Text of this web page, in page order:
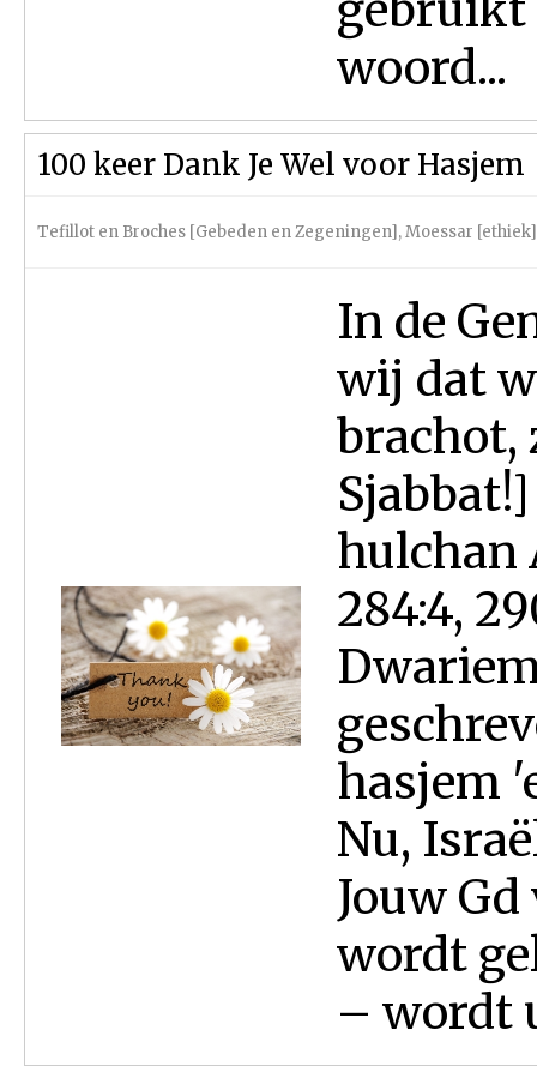
woord...
100 keer Dank Je Wel voor Hasjem
Tefillot en Broches [Gebeden en Zegeningen],Moessar [ethiek]
In de
wij dat
brachot,
hulchan
284:4,
hasjem
Nu,
Jouw
wordt
– wordt